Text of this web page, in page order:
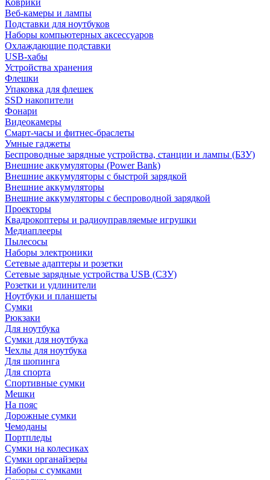
Коврики
Веб-камеры и лампы
Подставки для ноутбуков
Наборы компьютерных аксессуаров
Охлаждающие подставки
USB-хабы
Устройства хранения
Флешки
Упаковка для флешек
SSD накопители
Фонари
Видеокамеры
Смарт-часы и фитнес-браслеты
Умные гаджеты
Беспроводные зарядные устройства, станции и лампы (БЗУ)
Внешние аккумуляторы (Power Bank)
Внешние аккумуляторы с быстрой зарядкой
Внешние аккумуляторы
Внешние аккумуляторы с беспроводной зарядкой
Проекторы
Квадрокоптеры и радиоуправляемые игрушки
Медиаплееры
Пылесосы
Наборы электроники
Сетевые адаптеры и розетки
Сетевые зарядные устройства USB (СЗУ)
Розетки и удлинители
Ноутбуки и планшеты
Сумки
Рюкзаки
Для ноутбука
Сумки для ноутбука
Чехлы для ноутбука
Для шопинга
Для спорта
Спортивные сумки
Мешки
На пояс
Дорожные сумки
Чемоданы
Портпледы
Сумки на колесиках
Сумки органайзеры
Наборы с сумками